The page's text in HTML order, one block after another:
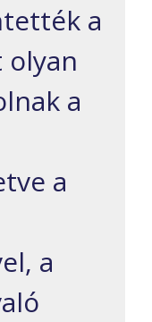
a
a
a
a